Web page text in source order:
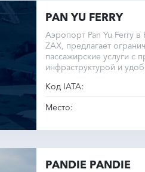
PAN YU FERRY
Аэропорт Pan Yu Ferry в
ZAX, предлагает
пассажирские услуги с
инфраструктурой и
Код IATA:
Место:
PANDIE PANDIE